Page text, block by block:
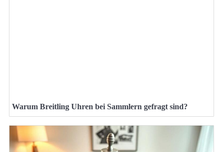
Warum Breitling Uhren bei Sammlern gefragt sind?